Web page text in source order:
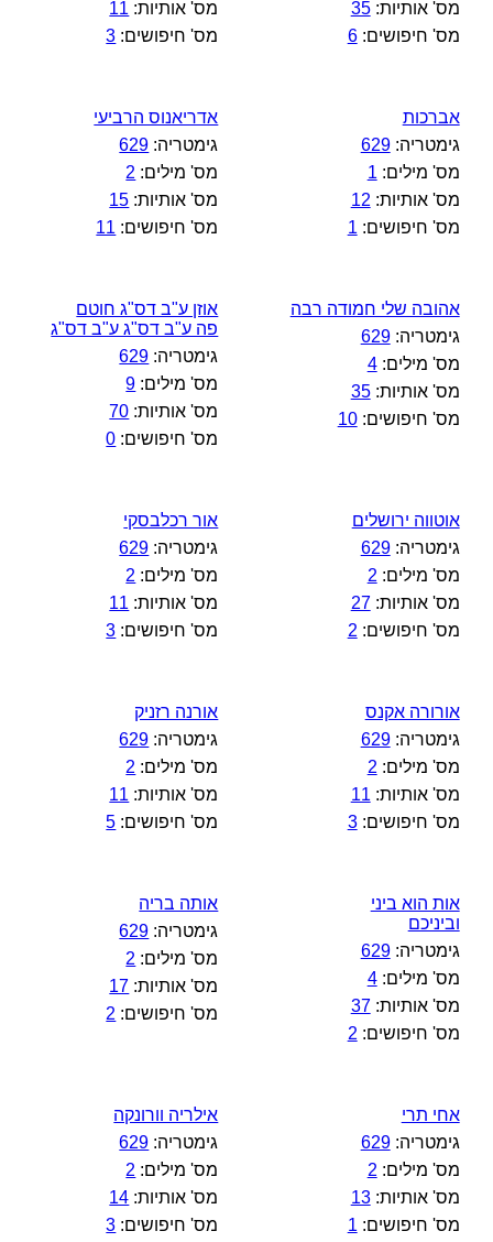
מס' אותיות:35
מס' חיפושים:6
מס' אותיות: 11
מס' חיפושים: 3
אברכות
גימטריה:629
מס' מילים: 1
מס' אותיות: 12
מס' חיפושים: 1
אדריאנוס הרביעי
גימטריה: 629
מס' מילים: 2
מס' אותיות: 15
מס' חיפושים: 11
אהובה שלי חמודה רבה
גימטריה:629
מס' מילים:4
מס' אותיות:35
מס' חיפושים:10
אוזן ע"ב דס"ג חוטם
פה ע"ב דס"ג ע"ב דס"ג
גימטריה: 629
מס' מילים: 9
מס' אותיות: 70
מס' חיפושים: 0
אוטווה ירושלים
גימטריה:629
מס' מילים: 2
מס' אותיות:27
מס' חיפושים: 2
אור רכלבסקי
גימטריה: 629
מס' מילים: 2
מס' אותיות: 11
מס' חיפושים: 3
אורורה אקנס
גימטריה:629
מס' מילים: 2
מס' אותיות: 11
מס' חיפושים:3
אורנה רזניק
גימטריה: 629
מס' מילים: 2
מס' אותיות: 11
מס' חיפושים: 5
אות הוא ביני
וביניכם
גימטריה:629
מס' מילים:4
מס' אותיות:37
מס' חיפושים: 2
אותה בריה
גימטריה: 629
מס' מילים: 2
מס' אותיות: 17
מס' חיפושים: 2
אחי תרי
גימטריה:629
מס' מילים: 2
מס' אותיות:13
מס' חיפושים: 1
אילריה וורונקה
גימטריה: 629
מס' מילים: 2
מס' אותיות: 14
מס' חיפושים: 3